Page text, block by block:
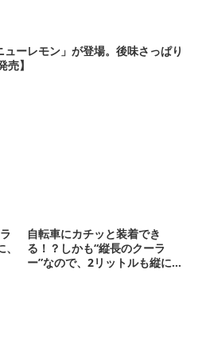
ーレモン」が登場。後味さっぱり
】
自転車にカチッと装着でき
る！？しかも“縦長のクーラ
ー”なので、2リットルも縦に入